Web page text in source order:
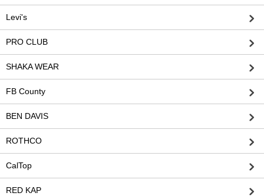
Levi's
PRO CLUB
SHAKA WEAR
FB County
BEN DAVIS
ROTHCO
CalTop
RED KAP